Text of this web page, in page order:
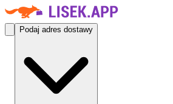
Podaj adres dostawy